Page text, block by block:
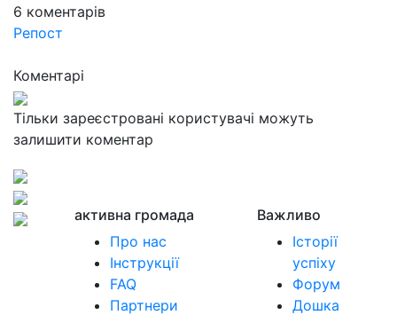
6 коментарів
Репост
Коментарі
Тільки зареєстровані користувачі можуть
залишити коментар
активна громада
Про нас
Інструкції
FAQ
Партнери
Важливо
Історії
успіху
Форум
Дошка